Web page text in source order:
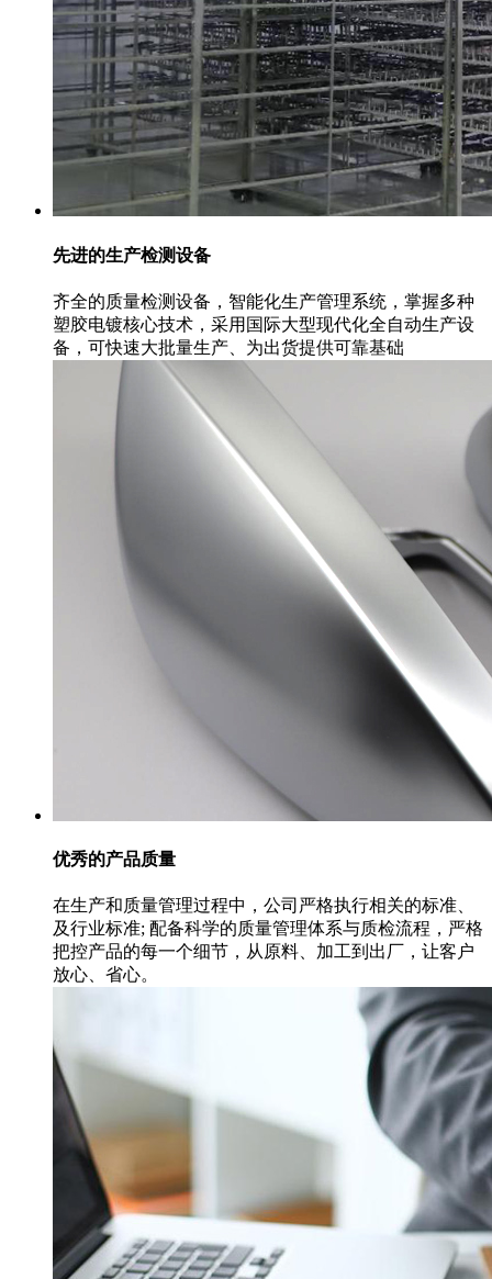
先进的生产检测设备
齐全的质量检测设备，智能化生产管理系统，掌握多种
塑胶电镀核心技术，采用国际大型现代化全自动生产设
备，可快速大批量生产、为出货提供可靠基础
优秀的产品质量
在生产和质量管理过程中，公司严格执行相关的标准、
及行业标准; 配备科学的质量管理体系与质检流程，严格
把控产品的每一个细节，从原料、加工到出厂，让客户
放心、省心。